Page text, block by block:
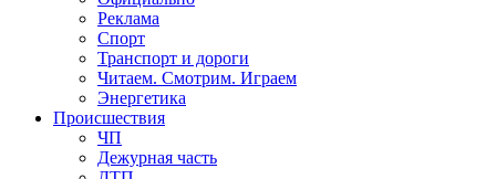
Реклама
Спорт
Транспорт и дороги
Читаем. Смотрим. Играем
Энергетика
Происшествия
ЧП
Дежурная часть